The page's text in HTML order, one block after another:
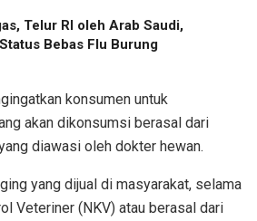
Telur RI oleh Arab Saudi,
Bebas Flu Burung
konsumen untuk
akan dikonsumsi berasal dari
diawasi oleh dokter hewan.
yang dijual di masyarakat, selama
Veteriner (NKV) atau berasal dari